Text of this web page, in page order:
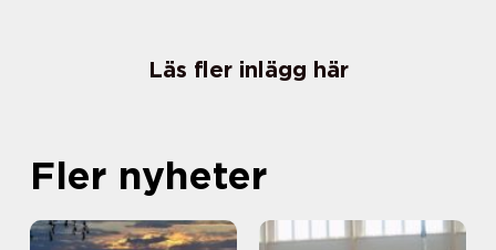
Läs fler inlägg här
Fler nyheter